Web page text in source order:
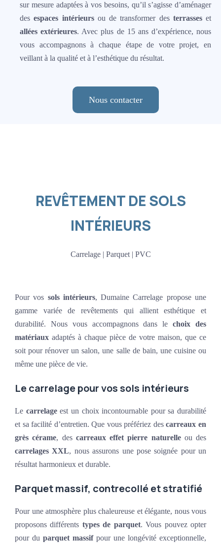
sur mesure adaptées à vos besoins, qu’il s’agisse d’aménager
desespaces intérieursou de transformer des terrasseset
allées extérieures. Avec plus de 15 ans d’expérience, nous
vous accompagnons à chaque étape de votre projet, en
veillant à la qualité et à l’esthétique du résultat.
Nous contacter
REVÊTEMENT DE SOLS
INTÉRIEURS
Carrelage | Parquet | PVC
Pour vos sols intérieurs, Dumaine Carrelage propose une
gamme variée de revêtements qui allient esthétique et
durabilité. Nous vous accompagnons dans lechoix des
matériaux adaptés à chaque pièce de votre maison, que ce
soit pour rénover un salon, une salle de bain, une cuisine ou
même une pièce de vie.
Le carrelage pour vos sols intérieurs
Le carrelageest un choix incontournable pour sa durabilité
et sa facilité d’entretien. Que vous préfériez descarreaux en
grès cérame, des carreaux effet pierre naturelleou des
carrelages XXL, nous assurons une pose soignée pour un
résultat harmonieux et durable.
Parquet massif, contrecollé et stratifié
Pour une atmosphère plus chaleureuse et élégante, nous vous
proposons différents types de parquet. Vous pouvez opter
pour du parquet massifpour une longévité exceptionnelle,